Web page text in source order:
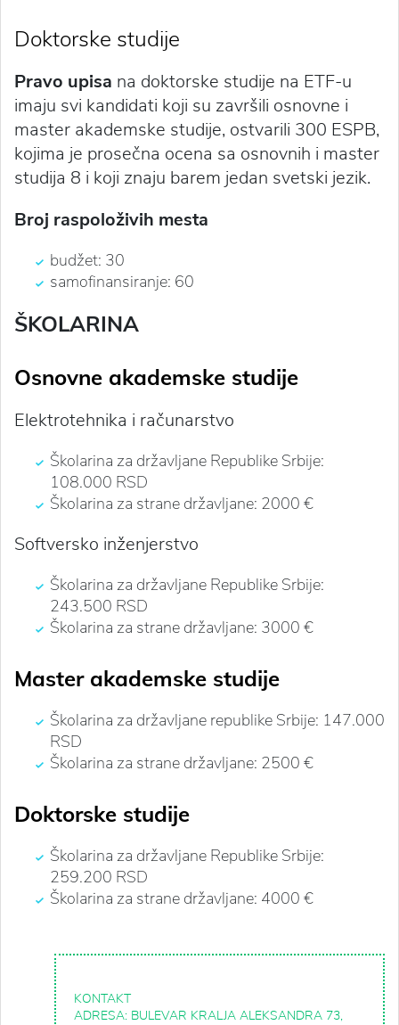
Doktorske studije
Pravo upisa na doktorske studije na ETF-u
imaju svi kandidati koji su završili osnovne i
master akademske studije, ostvarili 300 ESPB,
kojima je prosečna ocena sa osnovnih i master
studija 8 i koji znaju barem jedan svetski jezik.
Broj raspoloživih mesta
budžet: 30
samofinansiranje: 60
ŠKOLARINA
Osnovne akademske studije
Elektrotehnika i računarstvo
Školarina za državljane Republike Srbije:
108.000 RSD
Školarina za strane državljane: 2000 €
Softversko inženjerstvo
Školarina za državljane Republike Srbije:
243.500 RSD
Školarina za strane državljane: 3000 €
Master akademske studije
Školarina za državljane republike Srbije: 147.000
RSD
Školarina za strane državljane: 2500 €
Doktorske studije
Školarina za državljane Republike Srbije:
259.200 RSD
Školarina za strane državljane: 4000 €
KONTAKT
ADRESA: BULEVAR KRALJA ALEKSANDRA 73,